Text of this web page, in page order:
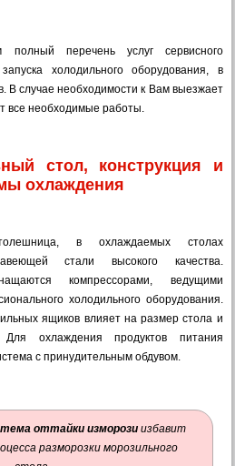
перечень услуг сервисного
холодильного оборудования, в
В случае необходимости к Вам выезжает
все необходимые работы.
стол, конструкция и
охлаждения
в охлаждаемых столах
стали высокого качества.
компрессорами, ведущими
холодильного оборудования.
ящиков влияет на размер стола и
охлаждения продуктов питания
с принудительным обдувом.
оттайки изморозиизбавит
разморозкиморозильного